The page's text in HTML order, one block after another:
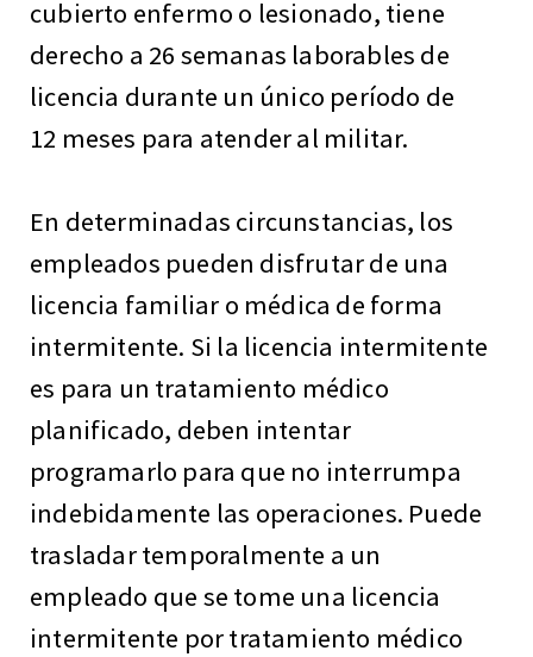
cubierto enfermo o lesionado, tiene
derecho a 26 semanas laborables de
licencia durante un único período de
12 meses para atender al militar.
En determinadas circunstancias, los
empleados pueden disfrutar de una
licencia familiar o médica de forma
intermitente. Si la licencia intermitente
es para un tratamiento médico
planificado, deben intentar
programarlo para que no interrumpa
indebidamente las operaciones. Puede
trasladar temporalmente a un
empleado que se tome una licencia
intermitente por tratamiento médico